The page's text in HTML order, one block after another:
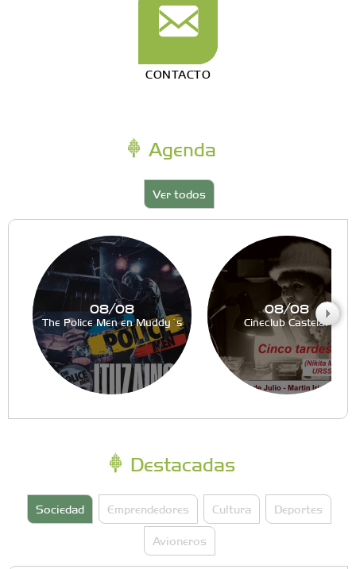
CONTACTO
Agenda
Ver todos
08/08
The Police Men en Muddy´s
08/08
Cineclub Castelar
Destacadas
Sociedad Emprendedores Cultura Deportes
Avioneros